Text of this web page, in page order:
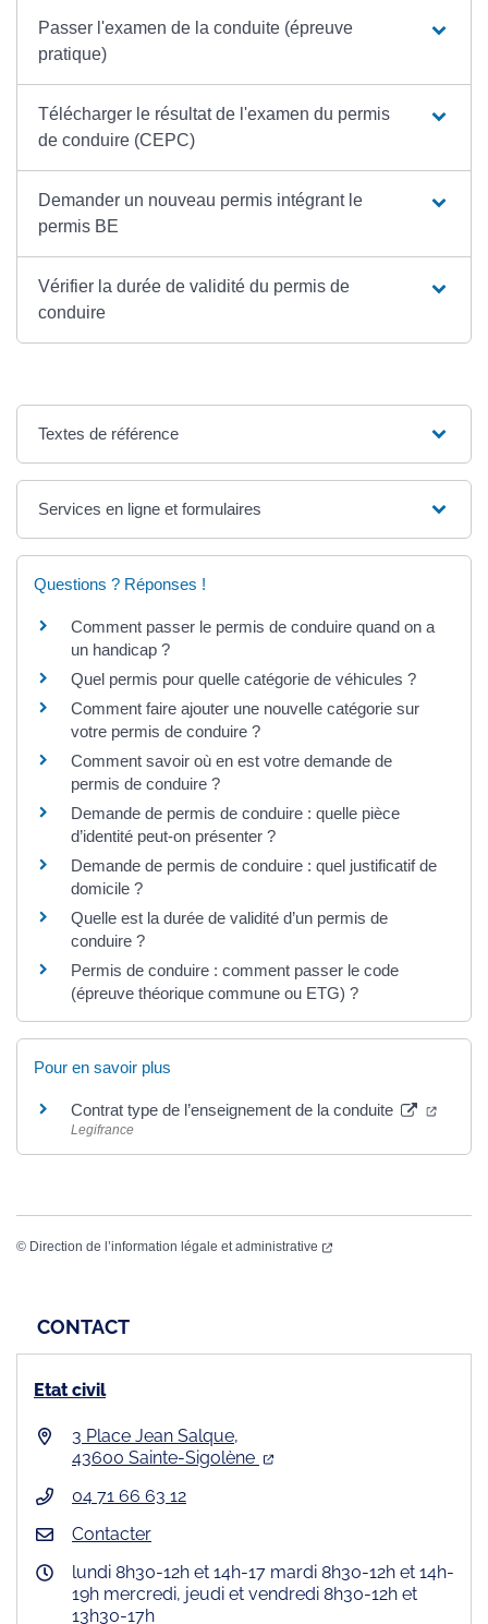
Passer l'examen de la conduite (épreuve
pratique)
Télécharger le résultat de l'examen du permis
de conduire (CEPC)
Demander un nouveau permis intégrant le
permis BE
Vérifier la durée de validité du permis de
conduire
Textes de référence
Services en ligne et formulaires
Questions ? Réponses !
Comment passer le permis de conduire quand on a
un handicap ?
Quel permis pour quelle catégorie de véhicules ?
Comment faire ajouter une nouvelle catégorie sur
votre permis de conduire ?
Comment savoir où en est votre demande de
permis de conduire ?
Demande de permis de conduire : quelle pièce
d’identité peut-on présenter ?
Demande de permis de conduire : quel justificatif de
domicile ?
Quelle est la durée de validité d’un permis de
conduire ?
Permis de conduire : comment passer le code
(épreuve théorique commune ou ETG) ?
Pour en savoir plus
Contrat type de l’enseignement de la conduite
Legifrance
© Direction de l’information légale et administrative
CONTACT
Etat civil
3 Place Jean Salque,
43600 Sainte-Sigolène
04 71 66 63 12
Contacter
lundi 8h30-12h et 14h-17 mardi 8h30-12h et 14h-
19h mercredi, jeudi et vendredi 8h30-12h et
13h30-17h